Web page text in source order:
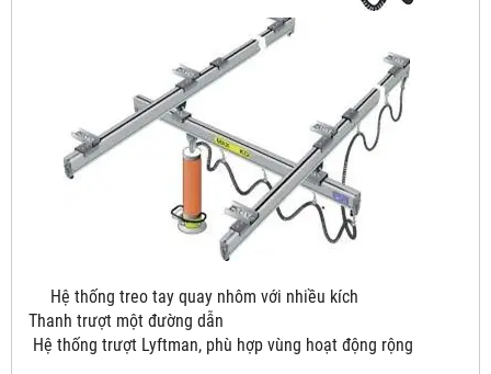
Hệ thống treo tay quay nhôm với nhiều kích
Thanh trượt một đường dẫn
Hệ thống trượt Lyftman, phù hợp vùng hoạt động rộng